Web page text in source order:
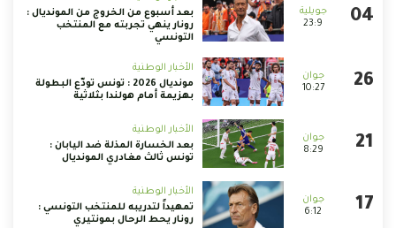
23:9
بعد أسبوع من الخروج من المونديال :
رونار ينهي تجربته مع المنتخب
التونسي
10:27
الأخبار الوطنية
مونديال 2026 : تونس تودّع البطولة
بهزيمة أمام هولندا بثلاثية
8:29
الأخبار الوطنية
بعد الخسارة المذلة ضد اليابان :
تونس ثالث مغادري المونديال
6:12
الأخبار الوطنية
تمهيداً لتدريبه للمنتخب التونسي :
رونار يحط الرحال بمونتيري